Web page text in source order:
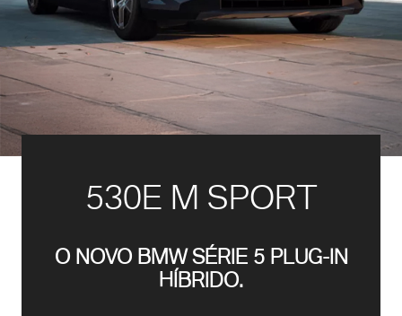
530E M SPORT
O NOVO BMW SÉRIE 5 PLUG-IN
HÍBRIDO.